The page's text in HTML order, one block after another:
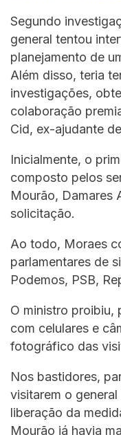
Segundo
general tentou
planejamento de
Além disso, teria
investigações,
colaboração
Cid, ex-ajudante
Inicialmente, o
composto pelos
Mourão, Damares
solicitação.
Ao todo, Moraes
parlamentares de
Podemos, PSB,
O ministro proibiu,
com celulares e
fotográfico das
Nos bastidores,
visitarem o
liberação da
Mourão já havia